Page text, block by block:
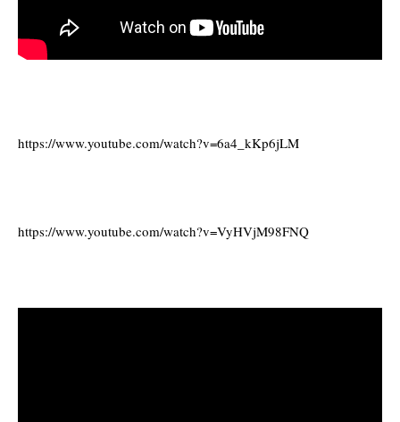
https://www.youtube.com/watch?v=6a4_kKp6jLM
https://www.youtube.com/watch?v=VyHVjM98FNQ